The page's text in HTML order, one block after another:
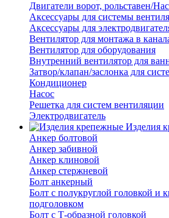
Двигатели ворот, рольставен/
Аксессуары для системы
Аксессуары для
Вентилятор для монтажа в
Вентилятор для оборудования
Внутренний вентилятор для
Затвор/клапан/заслонка для
Кондиционер
Насос
Решетка для систем вентиляции
Электродвигатель
Изделия
Анкер болтовой
Анкер забивной
Анкер клиновой
Анкер стержневой
Болт анкерный
Болт с полукруглой головкой и
подголовком
Болт с Т-образной головкой